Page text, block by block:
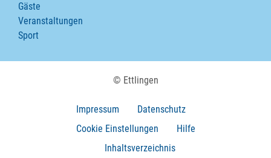
Gäste
Veranstaltungen
Sport
© Ettlingen
Impressum
Datenschutz
Cookie Einstellungen
Hilfe
Inhaltsverzeichnis